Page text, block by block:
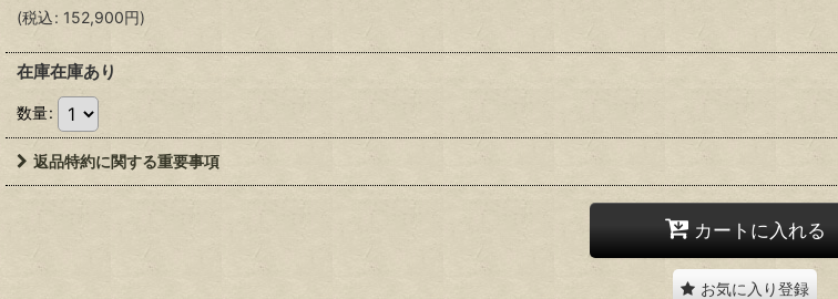
(税込: 152,900円)
在庫在庫あり
数量:
返品特約に関する重要事項
カートに入れる
お気に入り登録